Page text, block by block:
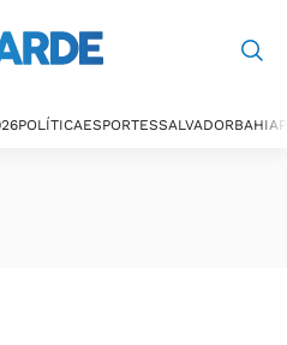
POLÍTICAESPORTESSALVADORBAHIA